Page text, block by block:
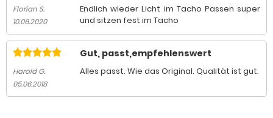
Florian S.
10.06.2020
Endlich wieder Licht im Tacho Passen super
und sitzen fest im Tacho
Harald G.
05.06.2018
Gut, passt,empfehlenswert
Alles passt. Wie das Original. Qualität ist gut.